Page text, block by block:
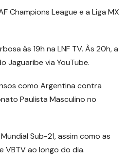
Champions League e a Liga MX
às 19h na LNF TV. Às 20h, a
Jaguaribe via YouTube.
como Argentina contra
Paulista Masculino no
Sub-21, assim como as
VBTV ao longo do dia.